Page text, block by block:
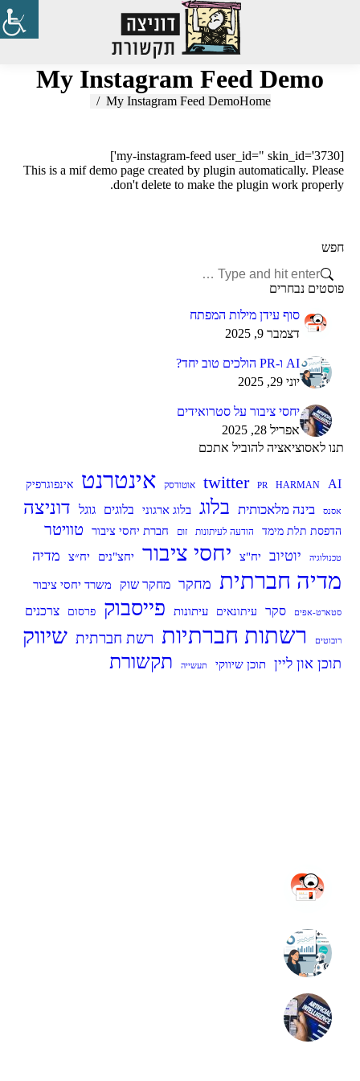
Search:
My Instagram Feed Demo
You are here:
Home
My Instagram Feed Demo
[my-instagram-feed user_id=" skin_id='3730']
This is a mif demo page created by plugin automatically. Please
don't delete to make the plugin work properly.
חפש
Search:
פוסטים נבחרים
סוף עידן מילות המפתח
דצמבר 9, 2025
AI ו-PR הולכים טוב יחד?
יוני 29, 2025
יחסי ציבור על סטרואידים
אפריל 28, 2025
תנו לאסוציאציה להוביל אתכם
AI
HARMAN
PR
twitter אוטודסק אינטרנט אינפוגרפיק
אסנס בינה מלאכותית בלוג בלוג ארגוני בלוגים גוגל דוניצה
הדפסת תלת מימד הודעה לעיתונות זום חברת יחסי ציבור טוויטר
טכנולוגיה יוטיוב יח"צ יחסי ציבור יחצ"נים יח״צ מדיה
מדיה חברתית מחקר מחקר שוק משרד יחסי ציבור
סטארט-אפים סקר עיתונאים עיתונות פייסבוק פרסום צרכנים
רובוטים רשתות חברתיות רשת חברתית שיווק
תוכן און ליין תוכן שיווקי תעשייה תקשורת